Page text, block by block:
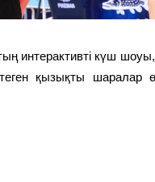
интерактивті күш
қызықты шаралар